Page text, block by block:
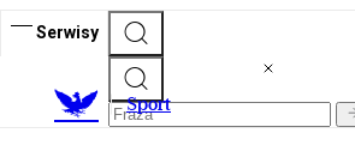
Serwisy
Sport